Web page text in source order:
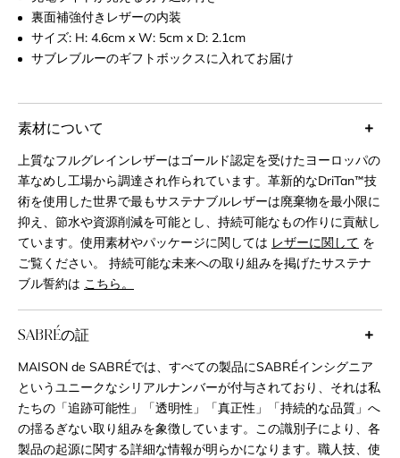
裏面補強付きレザーの内装
サイズ: H: 4.6cm x W: 5cm x D: 2.1cm
サブレブルーのギフトボックスに入れてお届け
素材について
上質なフルグレインレザーはゴールド認定を受けたヨーロッパの
革なめし工場から調達され作られています。革新的なDriTan™技
術を使用した世界で最もサステナブルレザーは廃棄物を最小限に
抑え、節水や資源削減を可能とし、持続可能なもの作りに貢献し
ています。使用素材やパッケージに関しては レザーに関して を
ご覧ください。 持続可能な未来への取り組みを掲げたサステナ
ブル誓約は こちら。
SABRÉの証
MAISON de SABRÉでは、すべての製品にSABRÉインシグニア
というユニークなシリアルナンバーが付与されており、それは私
たちの「追跡可能性」「透明性」「真正性」「持続的な品質」へ
の揺るぎない取り組みを象徴しています。この識別子により、各
製品の起源に関する詳細な情報が明らかになります。職人技、使